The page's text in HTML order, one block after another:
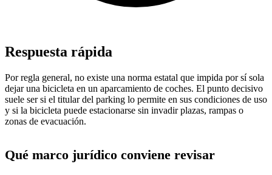
Respuesta rápida
Por regla general, no existe una norma estatal que impida por sí sola
dejar una bicicleta en un aparcamiento de coches. El punto decisivo
suele ser si el titular del parking lo permite en sus condiciones de uso
y si la bicicleta puede estacionarse sin invadir plazas, rampas o
zonas de evacuación.
Qué marco jurídico conviene revisar